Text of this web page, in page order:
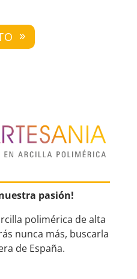
pasión!
polimérica de alta
nunca más, buscarla
de España.